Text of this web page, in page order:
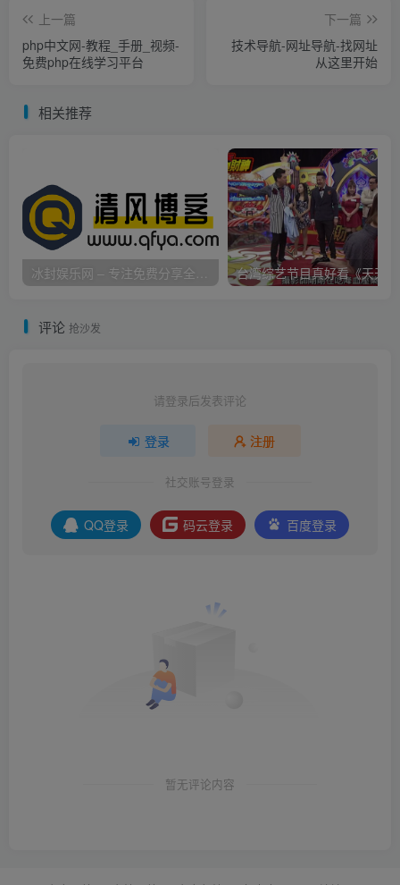
上一篇
php中文网-教程_手册_视频-
免费php在线学习平台
下一篇
技术导航-网址导航-找网址
从这里开始
相关推荐
评论 抢沙发
请登录后发表评论
登录 注册
社交账号登录
QQ登录 码云登录 百度登录
暂无评论内容